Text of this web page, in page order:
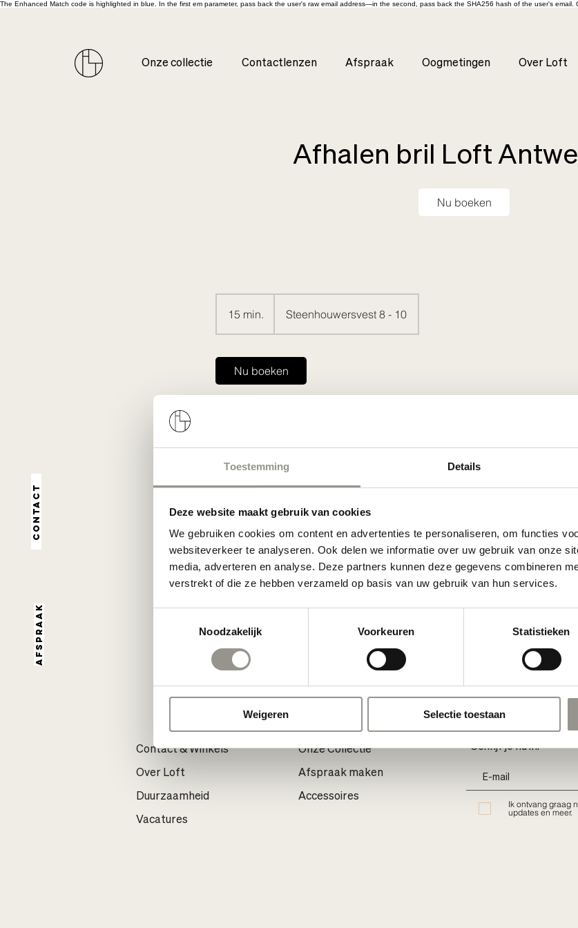
Toestemming Details
Deze website maakt gebruik van cookies
We gebruiken cookies om content en advertenties te personaliseren, om functies
websiteverkeer te analyseren. Ook delen we informatie over uw gebruik van onze
media, adverteren en analyse. Deze partners kunnen deze gegevens combineren
verstrekt of die ze hebben verzameld op basis van uw gebruik van hun services.
Noodzakelijk
Voorkeuren Statistieken
Weigeren Selectie toestaan
The Enhanced Match code is highlighted in blue. In the first em parameter, pass back the user's raw email address—in the second, pass back the SHA256 hash of the user's email.
Onze collectie Contactlenzen Afspraak Oogmetingen Over Loft
Contact
Afspraak
Afhalen bril Loft
Nu boeken
15 min.
5
.
Steenhouwersvest 8 - 10
Nu boeken
Om te annuleren of opnieuw in te plannen, gelieve minstens 24 uur op
op te nemen.
Contactgegevens
Steenhouwersvest 8-10, Antwerpen, België
Contact & Winkels
Over Loft
Duurzaamheid
Vacatures
Onze Collectie
Afspraak maken
Accessoires
Schrijf je nu in:
Ik ontvang graag
updates en meer.